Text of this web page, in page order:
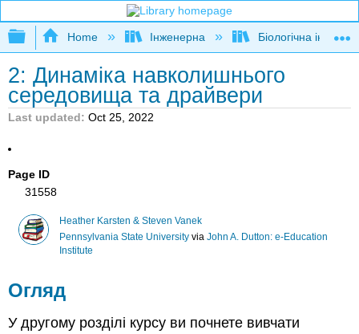
Expand/collapse global hierarchy
Home Інженерна Біологічна
2: Динаміка навколишнього
середовища та драйвери
Last updated Oct 25, 2022
Page ID
31558
Heather Karsten & Steven Vanek
Pennsylvania State Universityvia John A. Dutton: e-Education
Institute
Огляд
У другому розділі курсу ви почнете вивчати